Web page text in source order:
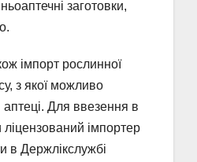
заготовки,
імпорт рослинної
з якої можливо
аптеці. Для ввезення в
ліцензований імпортер
в Держлікслужбі